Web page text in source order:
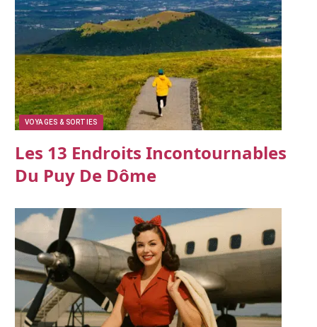
VOYAGES & SORTIES
Les 13 Endroits Incontournables
Du Puy De Dôme